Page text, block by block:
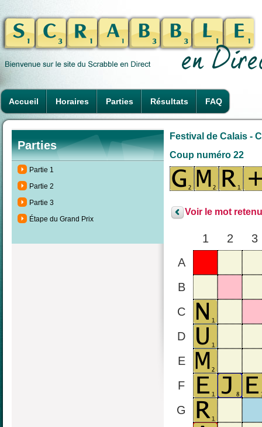
Accueil Horaires Parties Résultats FAQ
Parties
Partie 1
Partie 2
Partie 3
Étape du Grand Prix
Festival de Calais -
Coup numéro 22
Voir le mot
1 2
3
A
B
C
D
E
F
G